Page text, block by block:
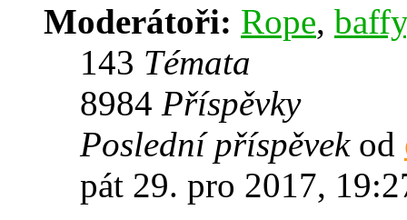
Moderátoři: Rope, baffy
143 Témata
8984 Příspěvky
Poslední příspěvekod
pát 29. pro 2017,